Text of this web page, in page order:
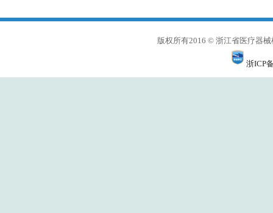
版权所有2016 © 浙江省医疗器
浙ICP